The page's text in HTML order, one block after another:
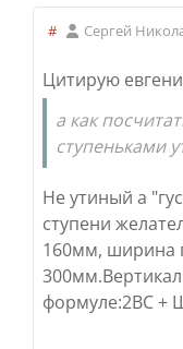
# Сергей
Цитирую
а как
ступеньками
Не утиный а
ступени
160мм, ширина
формуле:2ВС +